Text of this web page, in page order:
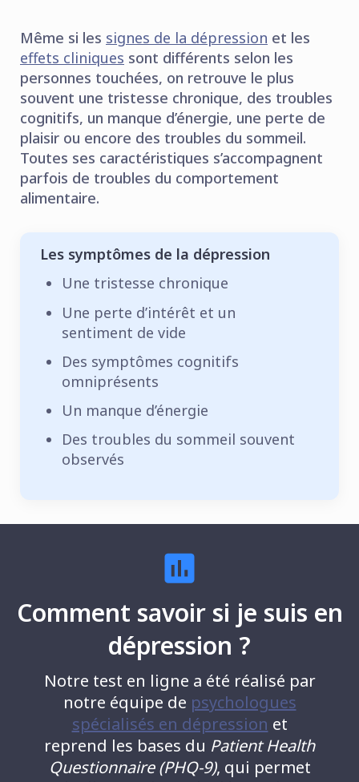
Même si les signes de la dépression et les
effets cliniques sont différents selon les
personnes touchées, on retrouve le plus
souvent une tristesse chronique, des troubles
cognitifs, un manque d’énergie, une perte de
plaisir ou encore des troubles du sommeil.
Toutes ses caractéristiques s’accompagnent
parfois de troubles du comportement
alimentaire.
Les symptômes de la dépression
Une tristesse chronique
Une perte d’intérêt et un
sentiment de vide
Des symptômes cognitifs
omniprésents
Un manque d’énergie
Des troubles du sommeil souvent
observés
Comment savoir si je suis en
dépression ?
Notre test en ligne a été réalisé par
notre équipe de psychologues
spécialisés en dépression et
reprend les bases du Patient Health
Questionnaire (PHQ-9), qui permet